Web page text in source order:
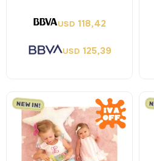
USD 118,42
USD 125,39